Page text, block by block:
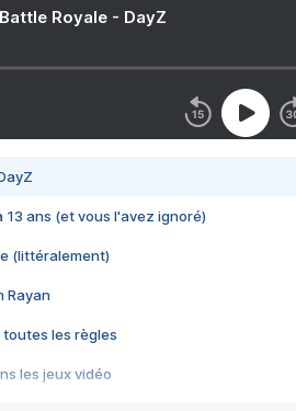
Royale - DayZ
13 ans (et vous l'avez ignoré)
(littéralement)
Rayan
toutes les règles
les jeux vidéo